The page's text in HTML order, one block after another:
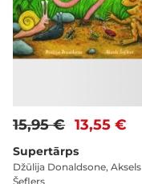
13,55 €
15,95 €
Supertārps
Džūlija Donaldsone, Aksels
Šeflers